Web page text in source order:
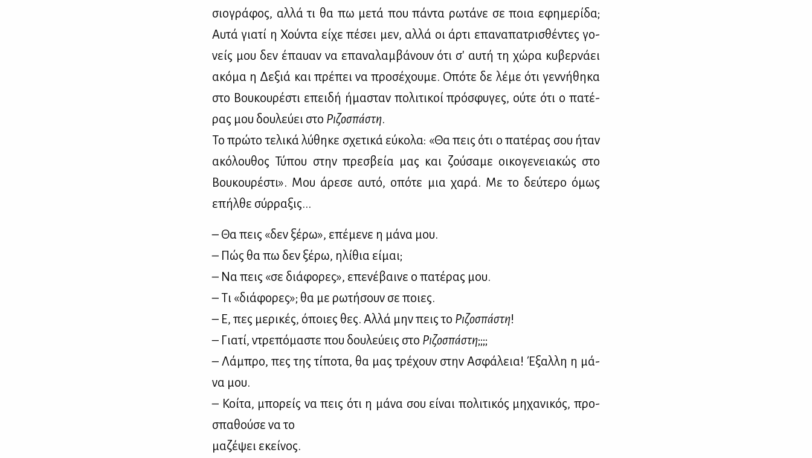
σιο­γρά­φος, αλ­λά τι θα πω με­τά που πά­ντα ρω­τά­νε σε ποια εφη­με­ρί­δα;
Αυ­τά για­τί η Χού­ντα εί­χε πέ­σει μεν, αλ­λά οι άρ­τι επα­να­πα­τρι­σθέ­ντες γο­
νείς μου δεν έπαυαν να επα­να­λαμ­βά­νουν ότι σ' αυ­τή τη χώ­ρα κυ­βερ­νά­ει
ακό­μα η Δε­ξιά και πρέ­πει να προ­σέ­χου­με. Οπό­τε δε λέ­με ότι γεν­νή­θη­κα
στο Βου­κου­ρέ­στι επει­δή ήμα­σταν πο­λι­τι­κοί πρό­σφυ­γες, ού­τε ότι ο πα­τέ­
ρας μου δου­λεύ­ει στο Ρι­ζο­σπά­στη.
Το πρώ­το τε­λι­κά λύ­θη­κε σχε­τι­κά εύ­κο­λα: «Θα πεις ότι ο πα­τέ­ρας σου ήταν
ακό­λου­θος Τύ­που στην πρε­σβεία μας και ζού­σα­με οι­κο­γε­νεια­κώς στο
Βου­κου­ρέ­στι». Μου άρε­σε αυ­τό, οπό­τε μια χα­ρά. Με το δεύ­τε­ρο όμως
επήλ­θε σύρ­ρα­ξις...
– Θα πεις «δεν ξέ­ρω», επέ­με­νε η μά­να μου.
– Πώς θα πω δεν ξέ­ρω, ηλί­θια εί­μαι;
– Να πεις «σε διά­φο­ρες», επε­νέ­βαι­νε ο πα­τέ­ρας μου.
– Τι «διά­φο­ρες»; θα με ρω­τή­σουν σε ποιες.
– Ε, πες με­ρι­κές, όποιες θες. Αλ­λά μην πεις το Ρι­ζο­σπά­στη!
– Για­τί, ντρε­πό­μα­στε που δου­λεύ­εις στο Ρι­ζο­σπά­στη;;;;
– Λά­μπρο, πες της τί­πο­τα, θα μας τρέ­χουν στην Ασφά­λεια! Έξαλ­λη η μά­
να μου.
– Κοί­τα, μπο­ρείς να πεις ότι η μά­να σου εί­ναι πο­λι­τι­κός μη­χα­νι­κός, προ­
σπα­θού­σε να το
μα­ζέ­ψει εκεί­νος.